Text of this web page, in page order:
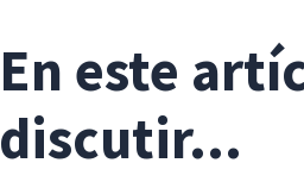
En este
discutir...